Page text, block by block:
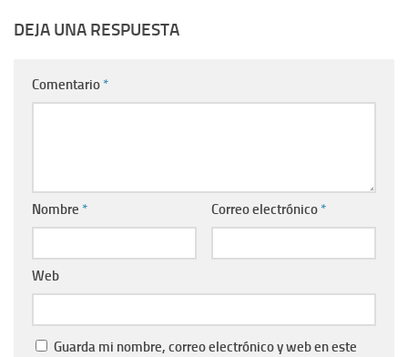
DEJA UNA RESPUESTA
Comentario *
Nombre * Correo electrónico *
Web
Guarda mi nombre, correo electrónico y web en este